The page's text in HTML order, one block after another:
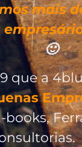
mais
🙂
que a
books,